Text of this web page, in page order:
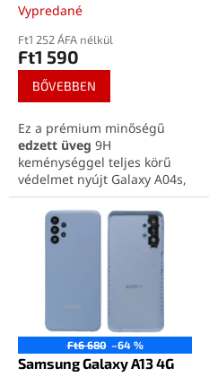
Vypredané
Ft1 252 ÁFA nélkül
Ft1 590
BŐVEBBEN
Ez a prémium minőségű
edzett üveg 9H
keménységgel teljes körű
védelmet nyújt Galaxy A04s,
A13 4G és A13 5G
készüléked kijelzőjének.
Azonos kijelzőméretüknek és
előlapi kialakításuknak
köszönhetően teljes
mértékben kompatibilis
Könnyen, buborékmentesen
telepíthető, miközben
tisztán és biztonságban
tartja kijelződet.
Ft6 680 –64 %
Samsung Galaxy A13 4G